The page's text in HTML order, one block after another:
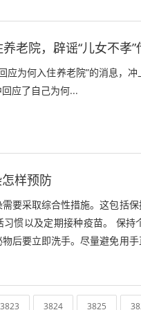
老院，辟谣“儿女不孝
应为何入住养老院”的消息，
应了自己为何...
样预防
要采取综合性措施。这包括
惯以及定期接种疫苗。 保
后要立即洗手。尽量避免用
3823 3824 3825